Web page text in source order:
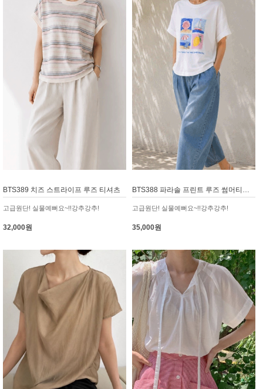
BTS389 치즈 스트라이프 루즈 티셔츠
고급원단! 실물예뻐요~!!강추강추!
32,000원
BTS388 파라솔 프린트 루즈 썸머티셔츠
고급원단! 실물예뻐요~!!강추강추!
35,000원